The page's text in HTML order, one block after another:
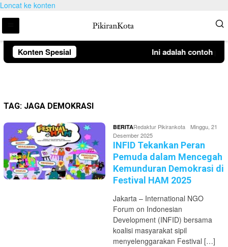
Loncat ke konten
Konten Spesial Ini adalah contoh
TAG: JAGA DEMOKRASI
BERITARedaktur Pikirankota
Minggu, 21
Desember 2025
INFID Tekankan Peran
Pemuda dalam Mencegah
Kemunduran Demokrasi di
Festival HAM 2025
Jakarta – International NGO
Forum on Indonesian
Development (INFID) bersama
koalisi masyarakat sipil
menyelenggarakan Festival […]